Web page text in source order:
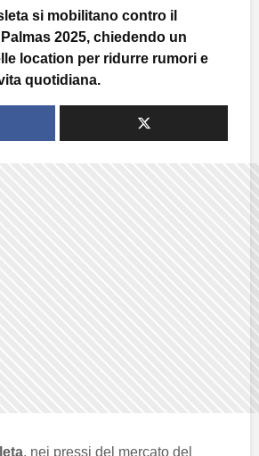
si mobilitano contro il
2025, chiedendo un
location per ridurre rumori e
quotidiana.
, nei pressi del mercato del